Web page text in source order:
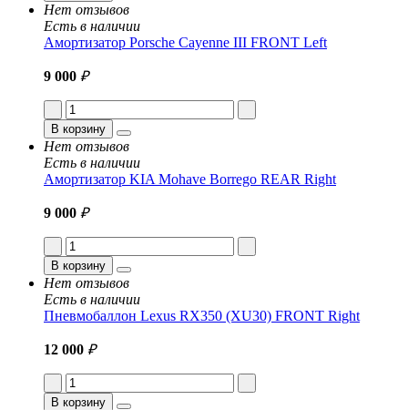
Нет отзывов
Есть в наличии
Амортизатор Porsche Cayenne III FRONT Left
9 000 ₽
В корзину
Нет отзывов
Есть в наличии
Амортизатор KIA Mohave Borrego REAR Right
9 000 ₽
В корзину
Нет отзывов
Есть в наличии
Пневмобаллон Lexus RX350 (XU30) FRONT Right
12 000 ₽
В корзину